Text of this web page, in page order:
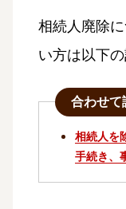
相続人廃除
い方は以下
合わせて
相続人を
手続き、